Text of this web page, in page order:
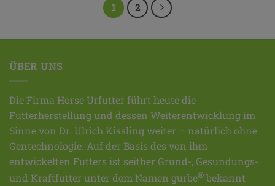
1 2
ÜBER UNS
Die Firma Horse Urfutter führt heute die
Futterherstellung und dessen Weiterentwicklung im
Sinne von Dr. Ulrich Kissling weiter – natürlich ohne
Gentechnologie. Auf der Basis des von ihm
entwickelten Futters ist seither Grund-, Gesundungs-
und Kraftfutter unter dem Namen gurbe® bekannt